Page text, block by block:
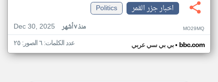
اخبار جزر القمر
Politics
Dec 30, 2025
منذ ٧ أشهر MO29MQ
بي بي سي عربي• bbc.com عدد الكلمات: ٦ الصور: ٢٥